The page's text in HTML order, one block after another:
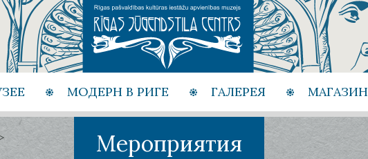
МОДЕРН В РИГЕ ГАЛЕРЕЯ МАГАЗИН
Мероприятия